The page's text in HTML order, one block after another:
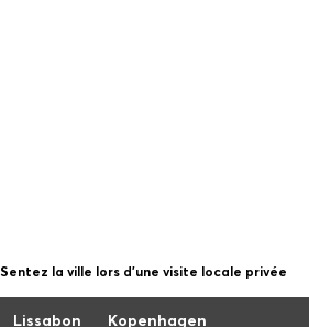
Sentez la ville lors d'une visite locale privée
Lissabon
Kopenhagen